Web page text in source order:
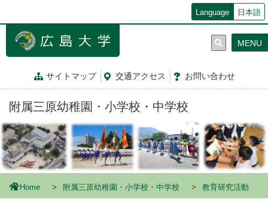
ン
動
Language 日本語
サイトマップ 交通アクセス お問い合わせ
MENU
附属三原幼稚園・小学校・中学校
Home 附属三原幼稚園・小学校・中学校 教育研究活動